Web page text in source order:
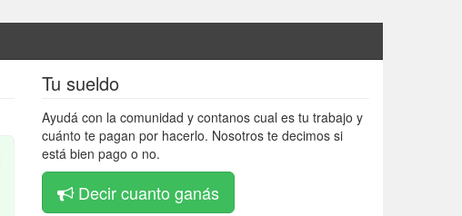
Tu sueldo
Ayudá con la comunidad y contanos cual es tu trabajo y
cuánto te pagan por hacerlo. Nosotros te decimos si
está bien pago o no.
Decir cuanto ganás